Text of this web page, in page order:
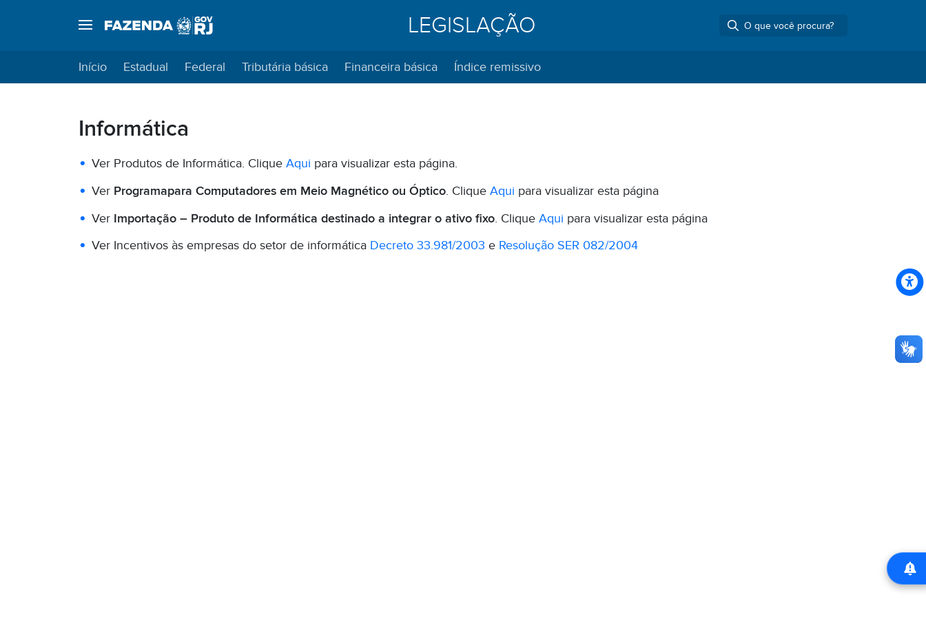
LEGISLAÇÃO
Início Estadual Federal Tributária básica Financeira básica Índice remissivo
Informática
Ver Produtos de Informática. CliqueAqui para visualizar esta página.
Ver Programapara Computadores em Meio Magnético ou Óptico. CliqueAqui para visualizar esta página
Ver Importação – Produto de Informática destinado a integrar o ativo fixo. CliqueAqui para visualizar esta página
Ver Incentivos às empresas do setor de informática Decreto 33.981/2003 e Resolução SER 082/2004